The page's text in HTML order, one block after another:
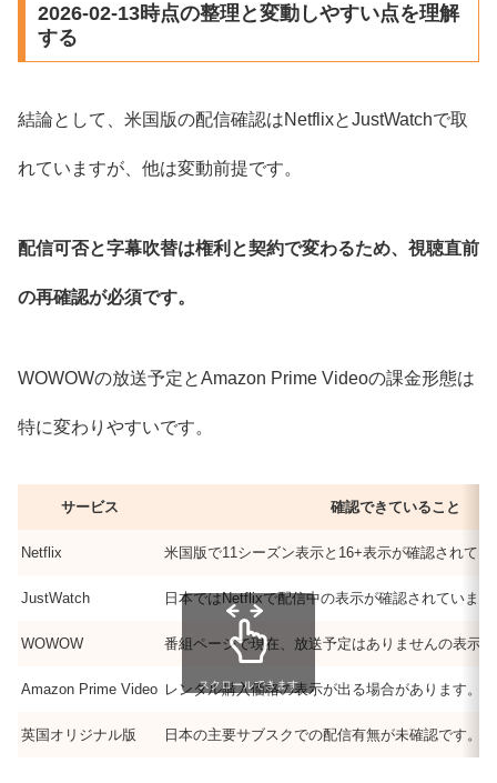
2026-02-13時点の整理と変動しやすい点を理解
する
結論として、米国版の配信確認はNetflixとJustWatchで取
れていますが、他は変動前提です。
配信可否と字幕吹替は権利と契約で変わるため、視聴直前
の再確認が必須です。
WOWOWの放送予定とAmazon Prime Videoの課金形態は
特に変わりやすいです。
サービス 確認できていること
Netflix 米国版で11シーズン表示と16+表示が確認されてい
JustWatch 日本ではNetflixで配信中の表示が確認されています
WOWOW 番組ページで現在、放送予定はありませんの表示
Amazon Prime Video レンタル購入価格の表示が出る場合があります。
英国オリジナル版 日本の主要サブスクでの配信有無が未確認です。
スクロールできます